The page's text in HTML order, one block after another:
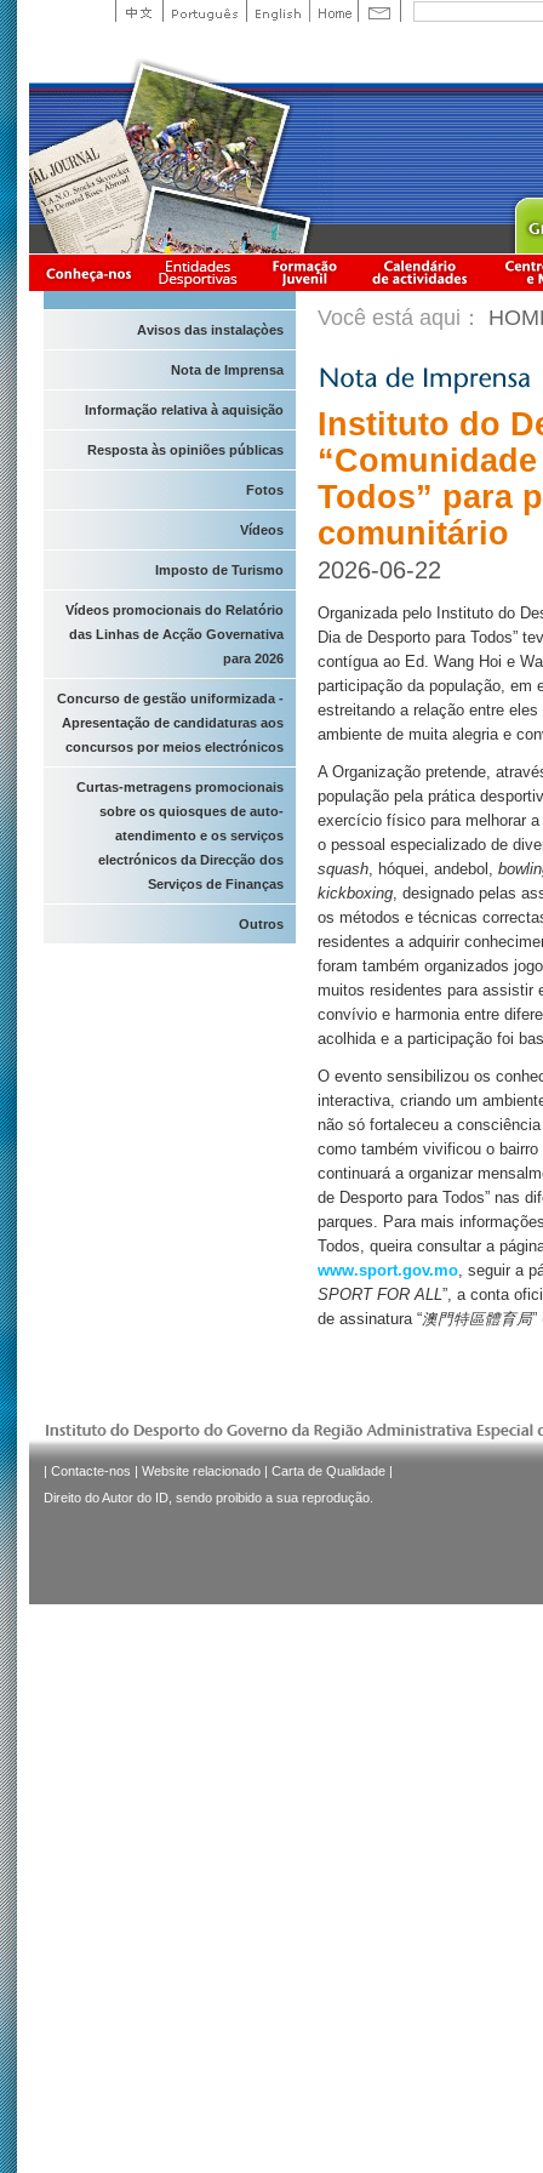
Avisos das instalaçòes
Nota de Imprensa
Informação relativa à aquisição
Resposta às opiniões públicas
Fotos
Vídeos
Imposto de Turismo
Vídeos promocionais do Relatório
das Linhas de Acção Governativa
para 2026
Concurso de gestão uniformizada -
Apresentação de candidaturas aos
concursos por meios electrónicos
Curtas-metragens promocionais
sobre os quiosques de auto-
atendimento e os serviços
electrónicos da Direcção dos
Serviços de Finanças
Outros
Você está aqui：
Instituto do
Todos” para
comunitário
2026-06-22
Organizada pelo Instituto do
Dia de Desporto para Todos”
contígua ao Ed. Wang Hoi e
participação da população, em
estreitando a relação entre
ambiente de muita alegria e
A Organização pretende,
população pela prática
exercício físico para melhorar
o pessoal especializado de
squash, hóquei, andebol,
kickboxing, designado pelas
os métodos e técnicas
residentes a adquirir
foram também organizados
muitos residentes para assistir
convívio e harmonia entre
acolhida e a participação foi
O evento sensibilizou os
interactiva, criando um
não só fortaleceu a
como também vivificou o
continuará a organizar
de Desporto para Todos” nas
parques. Para mais
Todos, queira consultar a
www.sport.gov.mo, seguir a
SPORT FOR ALL”, a conta
de assinatura “澳門特區體育局
| Contacte-nos | Website relacionado | Carta de Qualidade |
Direito do Autor do ID, sendo proibido a sua reprodução.